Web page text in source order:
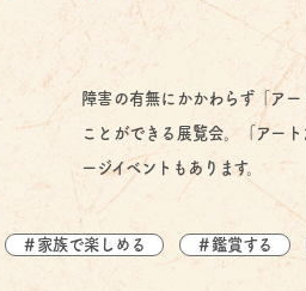
障害の有無にかかわらず「ア
ことができる展覧会。「アー
ージイベントもあります。
＃家族で楽しめる ＃鑑賞する